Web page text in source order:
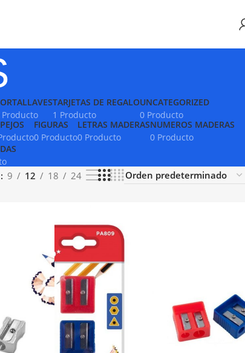
Producto
TARJETAS DE REGALO
1 Producto
UNCATEGORIZED
0 Producto
FIGURAS
0 Producto
LETRAS MADERAS
0 Producto
NUMEROS MADERAS
0 Producto
9 12 18 24